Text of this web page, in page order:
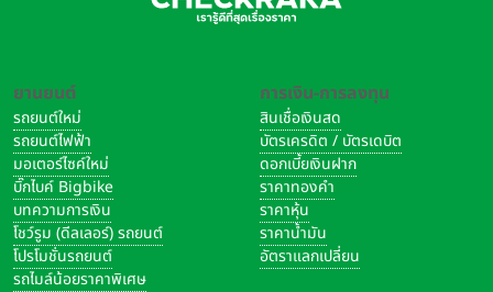
ยานยนต์
รถยนต์ใหม่
รถยนต์ไฟฟ้า
มอเตอร์ไซค์ใหม่
บิ๊กไบค์ Bigbike
บทความการเงิน
โชว์รูม (ดีลเลอร์) รถยนต์
โปรโมชั่นรถยนต์
รถไมล์น้อยราคาพิเศษ
การเงิน-การลงทุน
สินเชื่อเงินสด
บัตรเครดิต / บัตรเดบิต
ดอกเบี้ยเงินฝาก
ราคาทองคำ
ราคาหุ้น
ราคาน้ำมัน
อัตราแลกเปลี่ยน